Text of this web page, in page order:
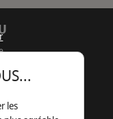
les